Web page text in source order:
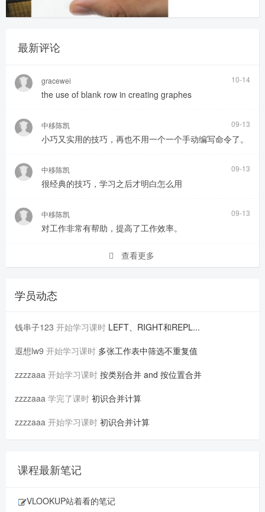
最新评论
gracewei 10-14
the use of blank row in creating graphes
中移陈凯 09-13
小巧又实用的技巧，再也不用一个一个手动编写命令了。
中移陈凯 09-13
很经典的技巧，学习之后才明白怎么用
中移陈凯 09-13
对工作非常有帮助，提高了工作效率。
查看更多
学员动态
钱串子123 开始学习课时 LEFT、RIGHT和REPL...
遐想lw9 开始学习课时 多张工作表中筛选不重复值
zzzzaaa 开始学习课时 按类别合并 and 按位置合并
zzzzaaa 学完了课时 初识合并计算
zzzzaaa 开始学习课时 初识合并计算
课程最新笔记
VLOOKUP站着看的笔记